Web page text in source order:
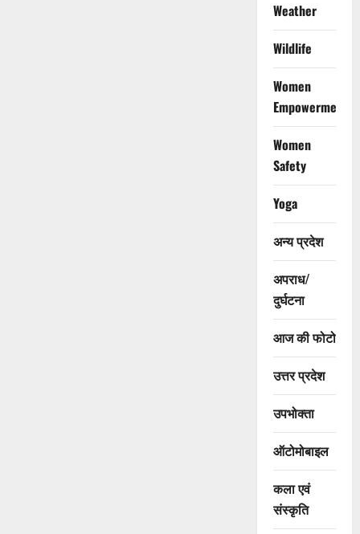
Weather
Wildlife
Women
Empowerment
Women
Safety
Yoga
अन्य प्रदेश
अपराध/
दुर्घटना
आज की फोटो
उत्तर प्रदेश
उपभोक्ता
ऑटोमोबाइल
कला एवं
संस्कृति